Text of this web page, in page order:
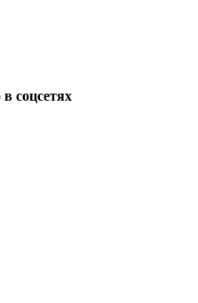
соцсетях